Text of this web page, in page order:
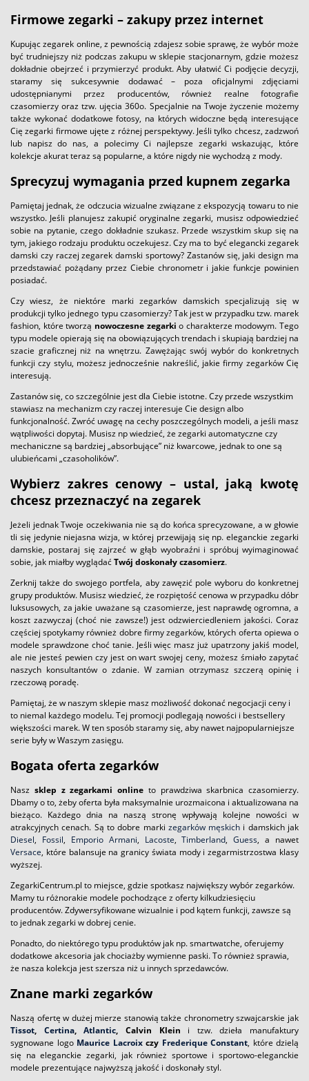
Firmowe zegarki – zakupy przez internet
Kupując zegarek online, z pewnością zdajesz sobie sprawę, że wybór może
być trudniejszy niż podczas zakupu w sklepie stacjonarnym, gdzie możesz
dokładnie obejrzeć i przymierzyć produkt. Aby ułatwić Ci podjęcie decyzji,
staramy się sukcesywnie dodawać – poza oficjalnymi zdjęciami
udostępnianymi przez producentów, również realne fotografie
czasomierzy oraz tzw. ujęcia 360o. Specjalnie na Twoje życzenie możemy
także wykonać dodatkowe fotosy, na których widoczne będą interesujące
Cię zegarki firmowe ujęte z różnej perspektywy. Jeśli tylko chcesz, zadzwoń
lub napisz do nas, a polecimy Ci najlepsze zegarki wskazując, które
kolekcje akurat teraz są popularne, a które nigdy nie wychodzą z mody.
Sprecyzuj wymagania przed kupnem zegarka
Pamiętaj jednak, że odczucia wizualne związane z ekspozycją towaru to nie
wszystko. Jeśli planujesz zakupić oryginalne zegarki, musisz odpowiedzieć
sobie na pytanie, czego dokładnie szukasz. Przede wszystkim skup się na
tym, jakiego rodzaju produktu oczekujesz. Czy ma to być elegancki zegarek
damski czy raczej zegarek damski sportowy? Zastanów się, jaki design ma
przedstawiać pożądany przez Ciebie chronometr i jakie funkcje powinien
posiadać.
Czy wiesz, że niektóre marki zegarków damskich specjalizują się w
produkcji tylko jednego typu czasomierzy? Tak jest w przypadku tzw. marek
fashion, które tworzą nowoczesne zegarki o charakterze modowym. Tego
typu modele opierają się na obowiązujących trendach i skupiają bardziej na
szacie graficznej niż na wnętrzu. Zawężając swój wybór do konkretnych
funkcji czy stylu, możesz jednocześnie nakreślić, jakie firmy zegarków Cię
interesują.
Zastanów się, co szczególnie jest dla Ciebie istotne. Czy przede wszystkim
stawiasz na mechanizm czy raczej interesuje Cie design albo
funkcjonalność. Zwróć uwagę na cechy poszczególnych modeli, a jeśli masz
wątpliwości dopytaj. Musisz np wiedzieć, że zegarki automatyczne czy
mechaniczne są bardziej „absorbujące” niż kwarcowe, jednak to one są
ulubieńcami „czasoholików”.
Wybierz zakres cenowy – ustal, jaką kwotę
chcesz przeznaczyć na zegarek
Jeżeli jednak Twoje oczekiwania nie są do końca sprecyzowane, a w głowie
tli się jedynie niejasna wizja, w której przewijają się np. eleganckie zegarki
damskie, postaraj się zajrzeć w głąb wyobraźni i spróbuj wyimaginować
sobie, jak miałby wyglądaćTwój doskonały czasomierz.
Zerknij także do swojego portfela, aby zawęzić pole wyboru do konkretnej
grupy produktów. Musisz wiedzieć, że rozpiętość cenowa w przypadku dóbr
luksusowych, za jakie uważane są czasomierze, jest naprawdę ogromna, a
koszt zazwyczaj (choć nie zawsze!) jest odzwierciedleniem jakości. Coraz
częściej spotykamy również dobre firmy zegarków, których oferta opiewa o
modele sprawdzone choć tanie. Jeśli więc masz już upatrzony jakiś model,
ale nie jesteś pewien czy jest on wart swojej ceny, możesz śmiało zapytać
naszych konsultantów o zdanie. W zamian otrzymasz szczerą opinię i
rzeczową poradę.
Pamiętaj, że w naszym sklepie masz możliwość dokonać negocjacji ceny i
to niemal każdego modelu. Tej promocji podlegają nowości i bestsellery
większości marek. W ten sposób staramy się, aby nawet najpopularniejsze
serie były w Waszym zasięgu.
Bogata oferta zegarków
Nasz sklep z zegarkami online to prawdziwa skarbnica czasomierzy.
Dbamy o to, żeby oferta była maksymalnie urozmaicona i aktualizowana na
bieżąco. Każdego dnia na naszą stronę wpływają kolejne nowości w
atrakcyjnych cenach. Są to dobre marki zegarków męskich i damskich jak
Diesel, Fossil, Emporio Armani, Lacoste,Timberland,Guess, a nawet
Versace, które balansuje na granicy świata mody i zegarmistrzostwa klasy
wyższej.
ZegarkiCentrum.pl to miejsce, gdzie spotkasz największy wybór zegarków.
Mamy tu różnorakie modele pochodzące z oferty kilkudziesięciu
producentów. Zdywersyfikowane wizualnie i pod kątem funkcji, zawsze są
to jednak zegarki w dobrej cenie.
Ponadto, do niektórego typu produktów jak np. smartwatche, oferujemy
dodatkowe akcesoria jak chociażby wymienne paski. To również sprawia,
że nasza kolekcja jest szersza niż u innych sprzedawców.
Znane marki zegarków
Naszą ofertę w dużej mierze stanowią także chronometry szwajcarskie jak
Tissot, Certina,Atlantic, Calvin Klein i tzw. dzieła manufaktury
sygnowane logo Maurice Lacroixczy Frederique Constant, które dzielą
się na eleganckie zegarki, jak również sportowe i sportowo-eleganckie
modele prezentujące najwyższą jakość i doskonały styl.